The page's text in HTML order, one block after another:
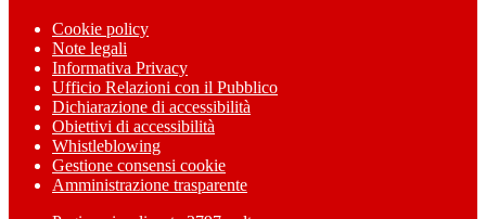
Cookie policy
Note legali
Informativa Privacy
Ufficio Relazioni con il Pubblico
Dichiarazione di accessibilità
Obiettivi di accessibilità
Whistleblowing
Gestione consensi cookie
Amministrazione trasparente